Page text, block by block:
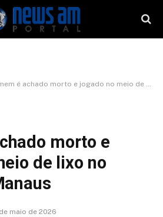
é achado morto e jogado no meio de lixo no Centro de Manaus
morto e
de lixo no
maio de 2026